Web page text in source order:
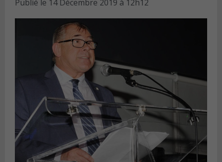
Publié le 14 Décembre 2019 à 12h12